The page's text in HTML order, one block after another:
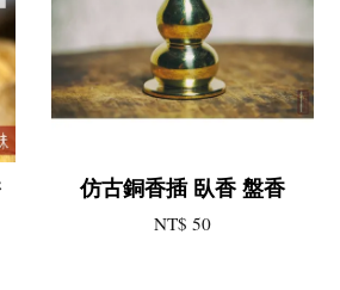
仿古銅香插 臥香 盤香
NT$ 50